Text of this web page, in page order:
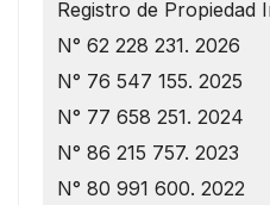
Registro de Propiedad
N° 62 228 231. 2026
N° 76 547 155. 2025
N° 77 658 251. 2024
N° 86 215 757. 2023
N° 80 991 600. 2022